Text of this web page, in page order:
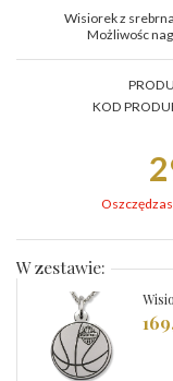
Wisiorek z
Możliwośc
KOD
W zestawie: